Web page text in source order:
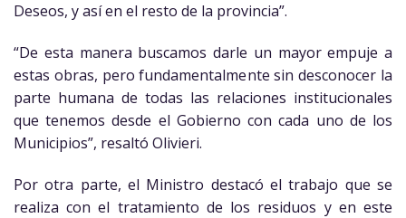
Deseos, y así en el resto de la provincia”.
“De esta manera buscamos darle un mayor empuje a
estas obras, pero fundamentalmente sin desconocer la
parte humana de todas las relaciones institucionales
que tenemos desde el Gobierno con cada uno de los
Municipios”, resaltó Olivieri.
Por otra parte, el Ministro destacó el trabajo que se
realiza con el tratamiento de los residuos y en este